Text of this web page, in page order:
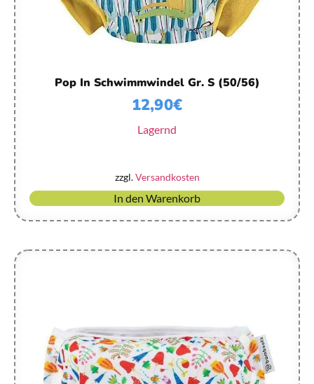
Pop In Schwimmwindel Gr. S (50/56)
12,90€
Lagernd
zzgl.Versandkosten
In den Warenkorb